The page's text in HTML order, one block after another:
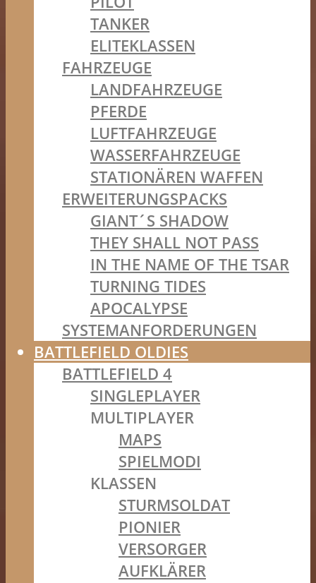
TANKER
ELITEKLASSEN
FAHRZEUGE
LANDFAHRZEUGE
PFERDE
LUFTFAHRZEUGE
WASSERFAHRZEUGE
STATIONÄREN WAFFEN
ERWEITERUNGSPACKS
GIANT´S SHADOW
THEY SHALL NOT PASS
IN THE NAME OF THE TSAR
TURNING TIDES
APOCALYPSE
SYSTEMANFORDERUNGEN
BATTLEFIELD OLDIES
BATTLEFIELD 4
SINGLEPLAYER
MULTIPLAYER
MAPS
SPIELMODI
KLASSEN
STURMSOLDAT
PIONIER
VERSORGER
AUFKLÄRER